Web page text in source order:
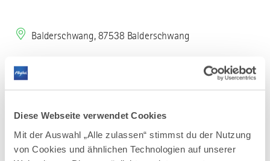
Diese Webseite verwendet Cookies
Mit der Auswahl „Alle zulassen“ stimmst du der Nutzung
von Cookies und ähnlichen Technologien auf unserer
Balderschwang, 87538 Balderschwang
Ob weiße Winterpracht oder
wolkenverhangene Bergwälder – die
Winterlandschaft im Naturpark hat mit und